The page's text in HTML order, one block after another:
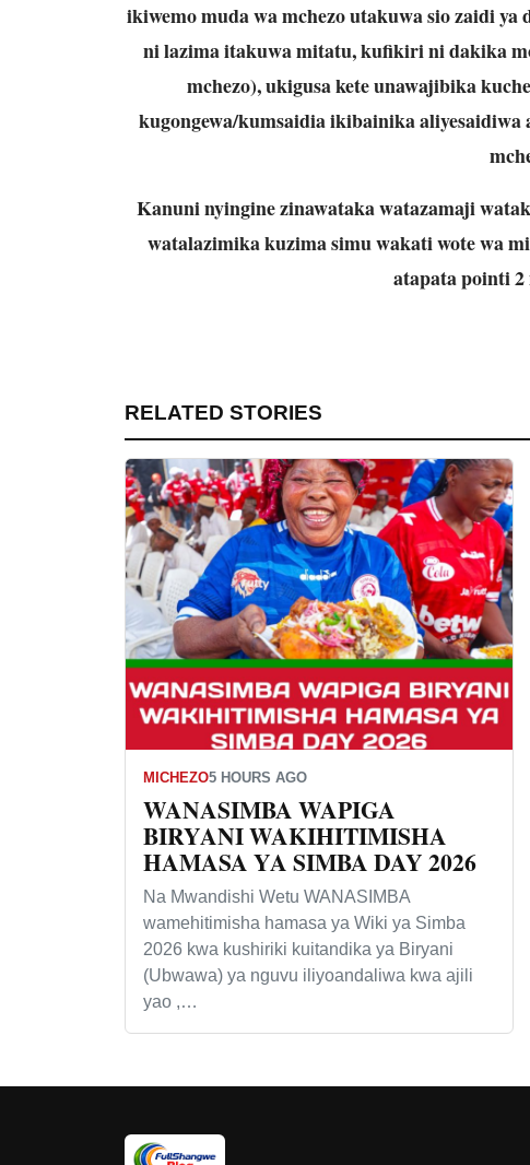
ikiwemo muda wa mchezo utakuwa sio zaidi
ni lazima itakuwa mitatu, kufikiri ni dakika
mchezo), ukigusa kete unawajibika
kugongewa/kumsaidia ikibainika aliyesaidiwa
Kanuni nyingine zinawataka watazamaji
watalazimika kuzima simu wakati wote wa
atapata pointi 2
RELATED STORIES
MICHEZO5 HOURS AGO
WANASIMBA WAPIGA
BIRYANI WAKIHITIMISHA
HAMASA YA SIMBA DAY 2026
Na Mwandishi Wetu WANASIMBA
wamehitimisha hamasa ya Wiki ya Simba
2026 kwa kushiriki kuitandika ya Biryani
(Ubwawa) ya nguvu iliyoandaliwa kwa ajili
yao ,…